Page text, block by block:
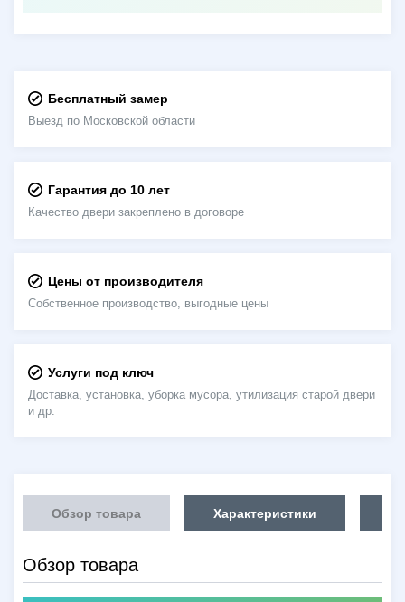
Бесплатный замер
Выезд по Московской области
Гарантия до 10 лет
Качество двери закреплено в договоре
Цены от производителя
Собственное производство, выгодные цены
Услуги под ключ
Доставка, установка, уборка мусора, утилизация старой двери
и др.
Обзор товара Характеристики
Обзор товара